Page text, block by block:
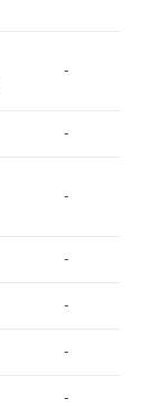
-
-
-
-
-
-
-